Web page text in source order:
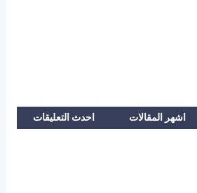
اشهر المقالات احدث التعليقات